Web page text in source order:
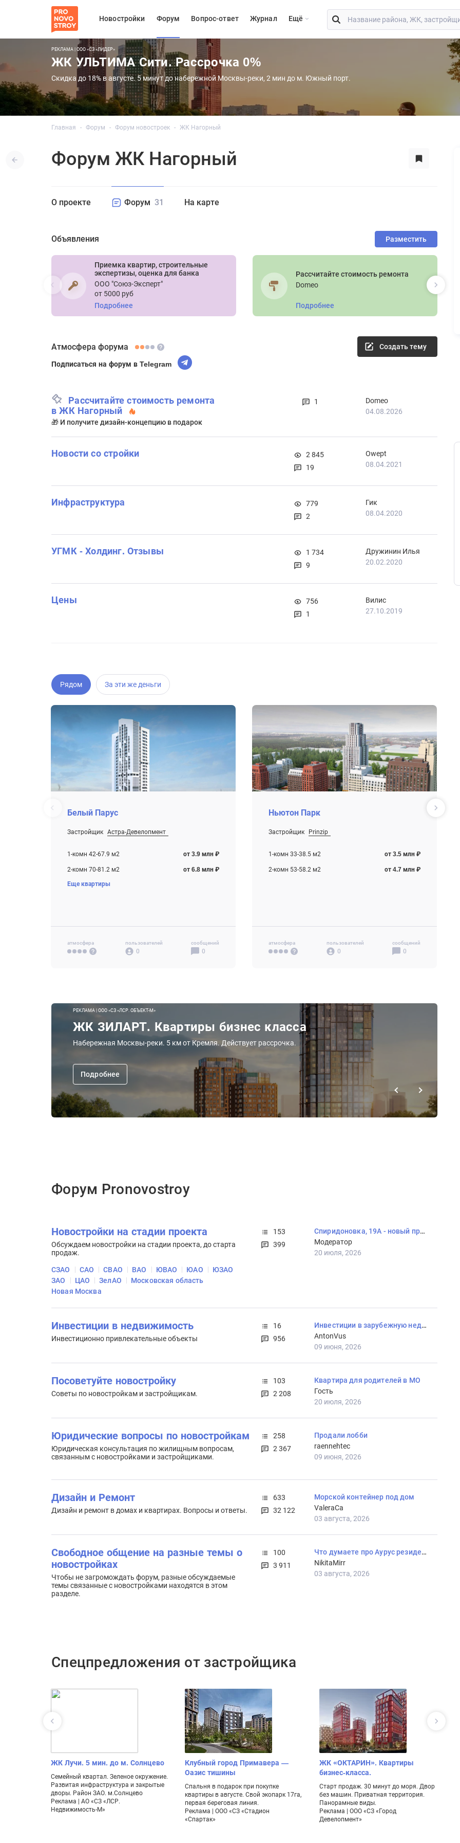
Новостройки Форум Вопрос-ответ Журнал Eщё
РЕКЛАМА | ООО «СЗ «ЛИДЕР»
ЖК УЛЬТИМА Сити. Рассрочка 0%
Скидка до 18% в августе. 5 минут до набережной Москвы-реки, 2 мин до м. Южный порт.
Главная Форум Форум новостроек ЖК Нагорный
Форум ЖК Нагорный
О проекте Форум 31 На карте
Объявления Разместить
Приемка квартир, строительные
экспертизы, оценка для банка
ООО "Союз-Эксперт"
от 5000 руб
Подробнее
Рассчитайте стоимость ремонта
Domeo
Подробнее
Атмосфера форума
Подписаться на форум в Telegram
Создать тему
Рассчитайте стоимость ремонта
в ЖК Нагорный
🎁 И получите дизайн-концепцию в подарок
1
Domeo
04.08.2026
Новости со стройки
2 845
19
Owept
08.04.2021
Инфраструктура
779
2
Гик
08.04.2020
УГМК - Холдинг. Отзывы
1 734
9
Дружинин Илья
20.02.2020
Цены
756
1
Вилис
27.10.2019
Рядом За эти же деньги
Белый Парус
Застройщик Астра-Девелопмент
1-комн 42-67.9 м2
от 3.9 млн ₽
2-комн 70-81.2 м2 от 6.8 млн ₽
3-комн 94-99.7 м2
Еще квартиры
атмосфера пользователей
0
сообщений
0
Ньютон Парк
Застройщик
Prinzip
1-комн 33-38.5 м2
от 3.5 млн ₽
2-комн 53-58.2 м2 от 4.7 млн ₽
атмосфера пользователей
0
сообщений
0
РЕКЛАМА | ООО «СЗ «ЛСР. ОБЪЕКТ-М»
ЖК ЗИЛАРТ. Квартиры бизнес класса
Набережная Москвы-реки. 5 км от Кремля. Действует рассрочка.
Подробнее
Форум Pronovostroy
Новостройки на стадии проекта
Обсуждаем новостройки на стадии проекта, до старта
продаж.
СЗАО САО СВАО ВАО ЮВАО ЮАО
ЮЗАО
ЗАО
ЦАО ЗелАО
Московская область
Новая Москва
153
399
Спиридоновка, 19А - новый проект от MR
Модератор
20 июля, 2026
Инвестиции в недвижимость
Инвестиционно привлекательные объекты
16
956
Инвестиции в зарубежную недвижимость
AntonVus
09 июня, 2026
Посоветуйте новостройку
Советы по новостройкам и застройщикам.
103
2 208
Квартира для родителей в МО
Гость
20 июля, 2026
Юридические вопросы по новостройкам
Юридическая консультация по жилищным вопросам,
связанным с новостройками и застройщиками.
258
2 367
Продали лобби
raennehtec
09 июня, 2026
Дизайн и Ремонт
Дизайн и ремонт в домах и квартирах. Вопросы и ответы.
633
32 122
Морской контейнер под дом
ValeraCa
03 августа, 2026
Свободное общение на разные темы о
новостройках
Чтобы не загромождать форум, разные обсуждаемые
темы связанные с новостройками находятся в этом
разделе.
100
3 911
Что думаете про Аурус резиденции?
NikitaMirr
03 августа, 2026
Спецпредложения от застройщика
ЖК Лучи. 5 мин. до м. Солнцево
Семейный квартал. Зеленое окружение.
Развитая инфраструктура и закрытые
дворы. Район ЗАО. м.Солнцево
Реклама | АО «СЗ «ЛСР.
Недвижимость-М»
Клубный город Примавера —
Оазис тишины
Спальня в подарок при покупке
квартиры в августе. Свой экопарк 17га,
первая береговая линия.
Реклама | ООО «СЗ «Стадион
«Спартак»
ЖК «ОКТАРИН». Квартиры
бизнес-класса.
Старт продаж. 30 минут до моря. Двор
без машин. Приватная территория.
Панорамные виды.
Реклама | ООО «СЗ «Город
Девелопмент»